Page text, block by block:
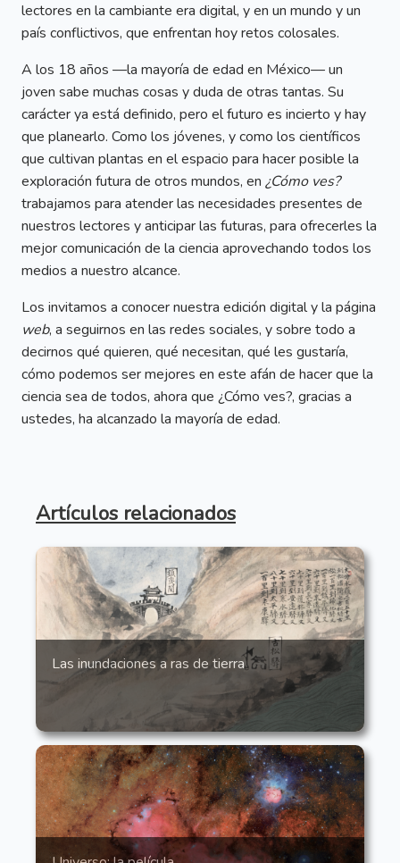
lectores en la cambiante era digital, y en un mundo y un
país conflictivos, que enfrentan hoy retos colosales.
A los 18 años —la mayoría de edad en México— un
joven sabe muchas cosas y duda de otras tantas. Su
carácter ya está definido, pero el futuro es incierto y hay
que planearlo. Como los jóvenes, y como los científicos
que cultivan plantas en el espacio para hacer posible la
exploración futura de otros mundos, en ¿Cómo ves?
trabajamos para atender las necesidades presentes de
nuestros lectores y anticipar las futuras, para ofrecerles la
mejor comunicación de la ciencia aprovechando todos los
medios a nuestro alcance.
Los invitamos a conocer nuestra edición digital y la página
web, a seguirnos en las redes sociales, y sobre todo a
decirnos qué quieren, qué necesitan, qué les gustaría,
cómo podemos ser mejores en este afán de hacer que la
ciencia sea de todos, ahora que ¿Cómo ves?, gracias a
ustedes, ha alcanzado la mayoría de edad.
Artículos relacionados
Las inundaciones a ras de tierra